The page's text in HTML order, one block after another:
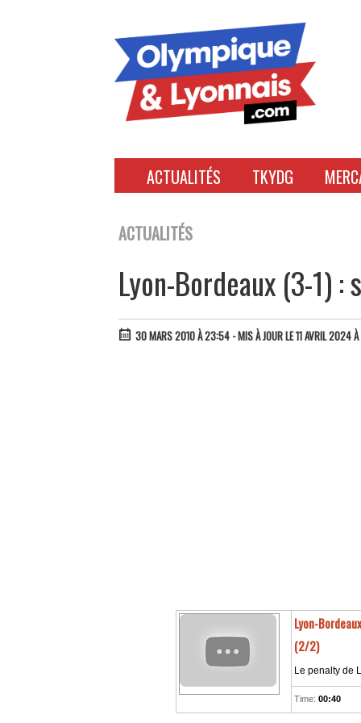
ACTUALITÉS TKYDG
ACTUALITÉS
Lyon-Bordeaux (3-1)
30 MARS 2010 À 23:54 - MIS À JOUR LE 11 AVRIL 2024
Lyon-
(2/2)
Le penalty de
Time: 00:40